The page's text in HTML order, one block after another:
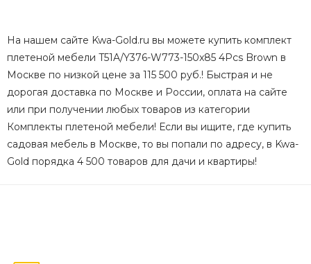
На нашем сайте Kwa-Gold.ru вы можете купить комплект
плетеной мебели T51A/Y376-W773-150x85 4Pcs Brown в
Москве по низкой цене за 115 500 руб.! Быстрая и не
дорогая доставка по Москве и России, оплата на сайте
или при получении любых товаров из категории
Комплекты плетеной мебели! Если вы ищите, где купить
садовая мебель в Москве, то вы попали по адресу, в Kwa-
Gold порядка 4 500 товаров для дачи и квартиры!